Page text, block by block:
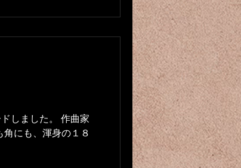
しました。 作曲家
にも、渾身の１８